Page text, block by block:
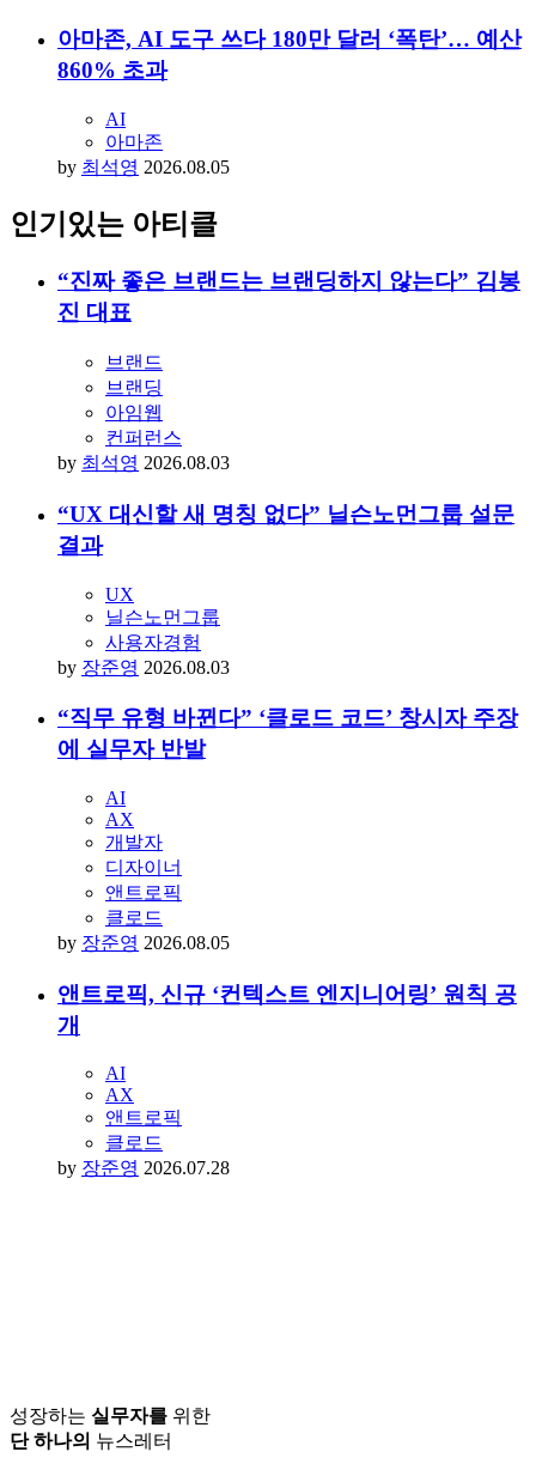
아마존, AI 도구 쓰다 180만 달러 ‘폭탄’… 예산
860% 초과
AI
아마존
by 최석영 2026.08.05
인기있는 아티클
“진짜 좋은 브랜드는 브랜딩하지 않는다” 김봉
진 대표
브랜드
브랜딩
아임웹
컨퍼런스
by 최석영 2026.08.03
“UX 대신할 새 명칭 없다” 닐슨노먼그룹 설문
결과
UX
닐슨노먼그룹
사용자경험
by 장준영 2026.08.03
“직무 유형 바뀐다” ‘클로드 코드’ 창시자 주장
에 실무자 반발
AI
AX
개발자
디자이너
앤트로픽
클로드
by 장준영 2026.08.05
앤트로픽, 신규 ‘컨텍스트 엔지니어링’ 원칙 공
개
AI
AX
앤트로픽
클로드
by 장준영 2026.07.28
성장하는 실무자를 위한
단 하나의 뉴스레터